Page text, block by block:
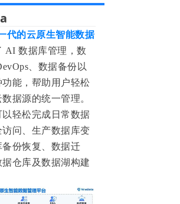
代的云原生智能数据
AI 数据库管理，数
、数据备份以
能，帮助用户轻松
据源的统一管理。
轻松完成日常数据
问、生产数据库变
份恢复、数据迁
仓库及数据湖构建